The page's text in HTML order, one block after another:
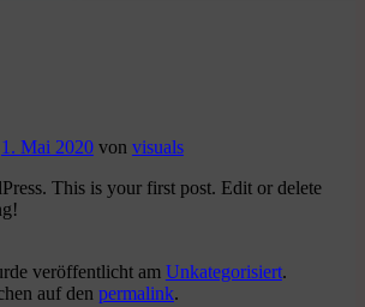
1. Mai 2020 von visuals
This is your first post. Edit or delete
veröffentlicht am Unkategorisiert.
auf den permalink.